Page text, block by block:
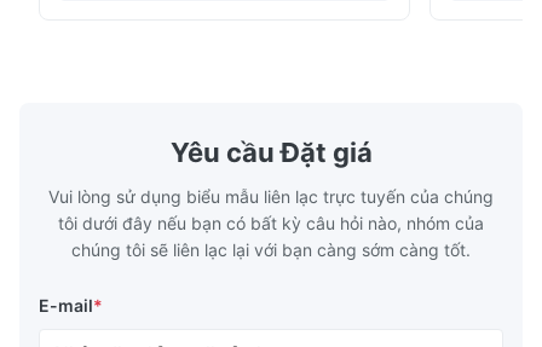
TH620 Standard JIS DIN ASTM GB EN AISI
Product Features High-quality tinplate with
Yêu cầu Đặt giá
Vui lòng sử dụng biểu mẫu liên lạc trực tuyến của chúng
tôi dưới đây nếu bạn có bất kỳ câu hỏi nào, nhóm của
chúng tôi sẽ liên lạc lại với bạn càng sớm càng tốt.
E-mail*